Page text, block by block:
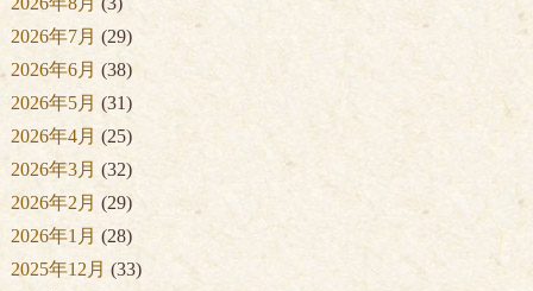
2026年7月 (29)
2026年6月 (38)
2026年5月 (31)
2026年4月 (25)
2026年3月 (32)
2026年2月 (29)
2026年1月 (28)
2025年12月 (33)